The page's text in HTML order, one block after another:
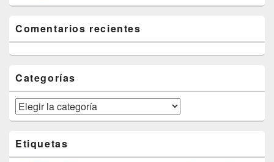
Comentarios recientes
Categorías
Categorías
Etiquetas